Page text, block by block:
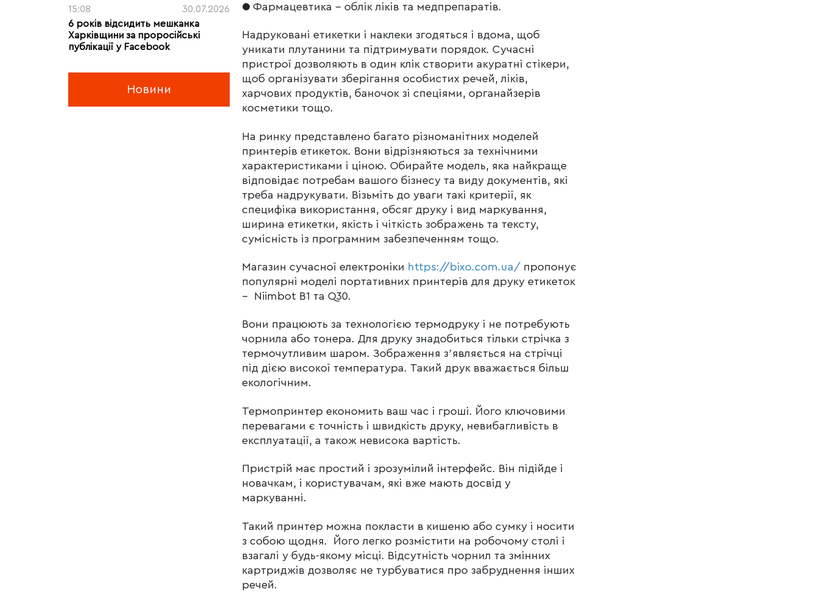
15:08
30.07.2026
6 років відсидить мешканка
Харківщини за проросійські
публікації у Facebook
Новини
● Фармацевтика – облік ліків та медпрепаратів.
Надруковані етикетки і наклеки згодяться і вдома, щоб
уникати плутанини та підтримувати порядок. Сучасні
пристрої дозволяють в один клік створити акуратні стікери,
щоб організувати зберігання особистих речей, ліків,
харчових продуктів, баночок зі спеціями, органайзерів
косметики тощо.
На ринку представлено багато різноманітних моделей
принтерів етикеток. Вони відрізняються за технічними
характеристиками і ціною. Обирайте модель, яка найкраще
відповідає потребам вашого бізнесу та виду документів, які
треба надрукувати. Візьміть до уваги такі критерії, як
специфіка використання, обсяг друку і вид маркування,
ширина етикетки, якість і чіткість зображень та тексту,
сумісність із програмним забезпеченням тощо.
Магазин сучасної електроніки https://bixo.com.ua/ пропонує
популярні моделі портативних принтерів для друку етикеток
– Niimbot B1 та Q30.
Вони працюють за технологією термодруку і не потребують
чорнила або тонера. Для друку знадобиться тільки стрічка з
термочутливим шаром. Зображення зʼявляється на стрічці
під дією високої температура. Такий друк вважається більш
екологічним.
Термопринтер економить ваш час і гроші. Його ключовими
перевагами є точність і швидкість друку, невибагливість в
експлуатації, а також невисока вартість.
Пристрій має простий і зрозумілий інтерфейс. Він підійде і
новачкам, і користувачам, які вже мають досвід у
маркуванні.
Такий принтер можна покласти в кишеню або сумку і носити
з собою щодня. Його легко розмістити на робочому столі і
взагалі у будь-якому місці. Відсутність чорнил та змінних
картриджів дозволяє не турбуватися про забруднення інших
речей.